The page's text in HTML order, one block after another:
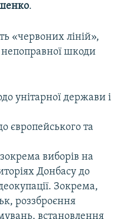
.
«червоних ліній»,
шкоди
унітарної держави і
європейського та
виборів на
Донбасу до
Зокрема,
роззброєння
встановлення